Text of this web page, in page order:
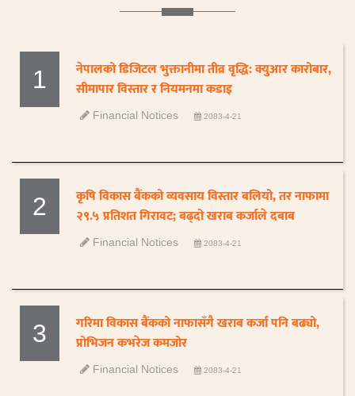
1
नेपालको डिजिटल भुक्तानीमा तीव्र वृद्धि: क्युआर कारोबार,
सीमापार विस्तार र नियमनमा कडाइ
Financial Notices 2083-4-21
2
कृषि विकास बैंकको व्यवसाय विस्तार बलियो, तर नाफामा
२९.५ प्रतिशत गिरावट; बढ्दो खराब कर्जाले दबाब
Financial Notices 2083-4-21
3
गरिमा विकास बैंकको नाफासँगै खराब कर्जा पनि बढ्यो,
प्रोभिजन कभरेज कमजोर
Financial Notices 2083-4-21